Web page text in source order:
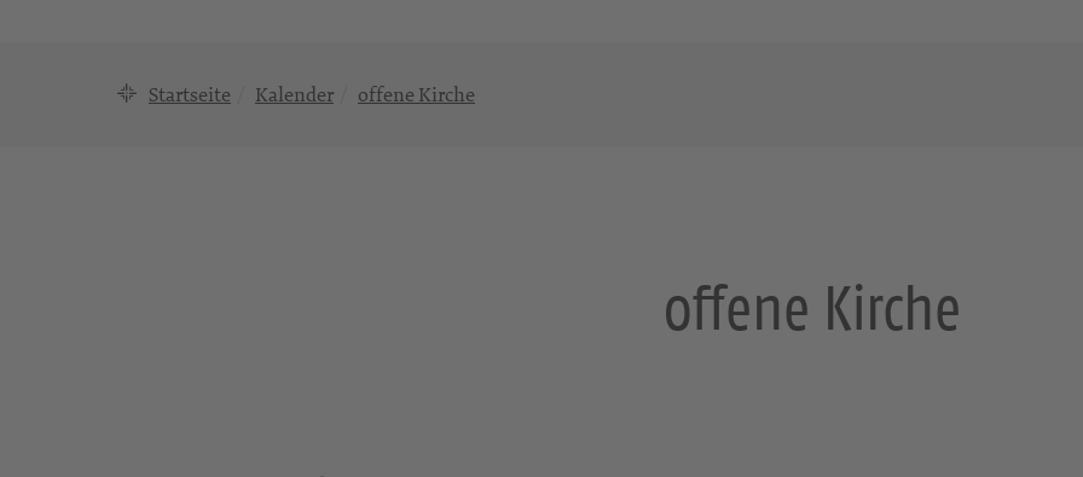
Startseite Kalender offene Kirche
offene Kirche